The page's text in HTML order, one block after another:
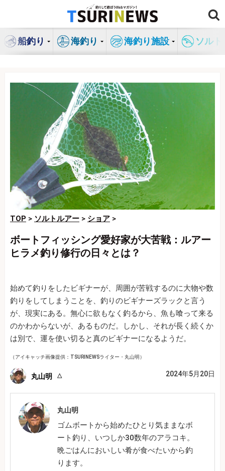
ン
船釣り 海釣り 海釣り施設 ソル
TOP > ソルトルアー > ショア >
ボートフィッシング愛好家が大苦戦：ルアー
ヒラメ釣り修行の日々とは？
始めて釣りをしたビギナーが、周囲が苦戦するのに大物や数
釣りをしてしまうことを、釣りのビギナーズラックと言う
が、現実にある。無心に欲もなく釣るから、魚も喰って来る
のかわからないが、あるものだ。しかし、それが長く続くか
は別で、運を使い切ると真のビギナーになるようだ。
（アイキャッチ画像提供：TSURINEWSライター・丸山明）
丸山明 2024年5月20日
丸山明
ゴムボートから始めたひとり気ままなボ
ート釣り、いつしか30数年のアラコキ。
晩ごはんにおいしい肴が食べたいから釣
ります。